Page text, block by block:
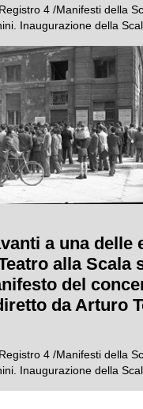
4 /Manifesti della
Inaugurazione della
a una delle
alla Scala
del
da Arturo
4 /Manifesti della
Inaugurazione della